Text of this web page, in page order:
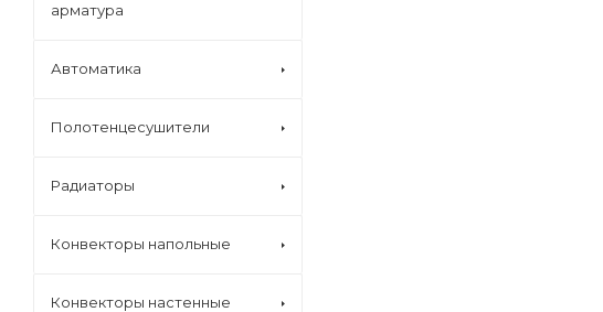
арматура
Автоматика
Полотенцесушители
Радиаторы
Конвекторы напольные
Конвекторы настенные